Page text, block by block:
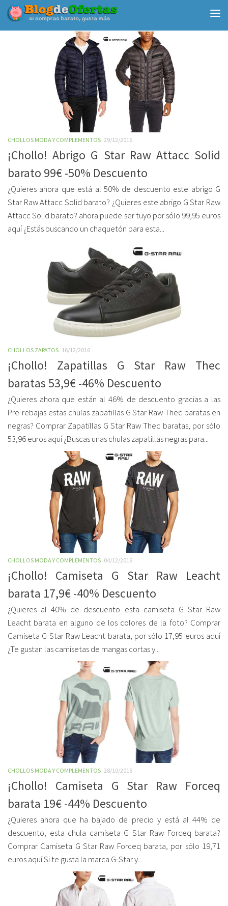
Debajo del contenido
CHOLLOS MODA Y COMPLEMENTOS 29/12/2016
¡Chollo! Abrigo G Star Raw Attacc Solid
barato 99€ -50% Descuento
¿Quieres ahora que está al 50% de descuento este abrigo G
Star Raw Attacc Solid barato? ¿Quieres este abrigo G Star Raw
Attacc Solid barato? ahora puede ser tuyo por sólo 99,95 euros
aquí ¿Estás buscando un chaquetón para esta...
CHOLLOS ZAPATOS 16/12/2016
¡Chollo! Zapatillas G Star Raw Thec
baratas 53,9€ -46% Descuento
¿Quieres ahora que están al 46% de descuento gracias a las
Pre-rebajas estas chulas zapatillas G Star Raw Thec baratas en
negras? Comprar Zapatillas G Star Raw Thec baratas, por sólo
53,96 euros aquí ¿Buscas unas chulas zapatillas negras para...
CHOLLOS MODA Y COMPLEMENTOS 04/12/2016
¡Chollo! Camiseta G Star Raw Leacht
barata 17,9€ -40% Descuento
¿Quieres al 40% de descuento esta camiseta G Star Raw
Leacht barata en alguno de los colores de la foto? Comprar
Camiseta G Star Raw Leacht barata, por sólo 17,95 euros aquí
¿Te gustan las camisetas de mangas cortas y...
CHOLLOS MODA Y COMPLEMENTOS 28/10/2016
¡Chollo! Camiseta G Star Raw Forceq
barata 19€ -44% Descuento
¿Quieres ahora que ha bajado de precio y está al 44% de
descuento, esta chula camiseta G Star Raw Forceq barata?
Comprar Camiseta G Star Raw Forceq barata, por sólo 19,71
euros aquí Si te gusta la marca G-Star y...